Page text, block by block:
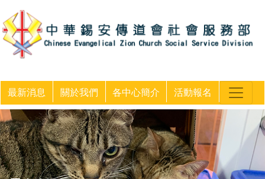
最新消息 關於我們 各中心簡介 活動報名